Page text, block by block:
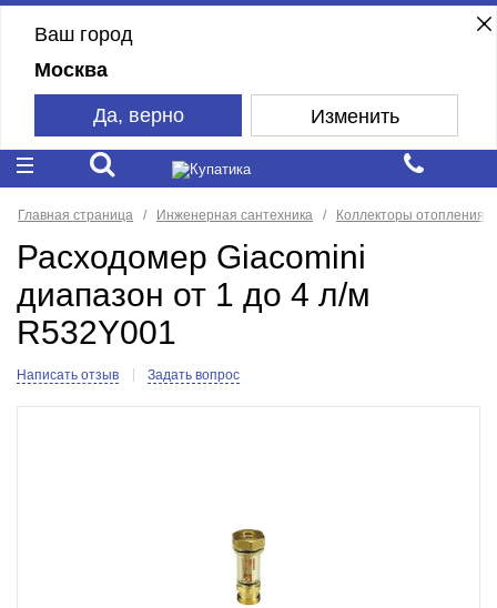
Ваш город
Москва
Да, верно Изменить
Главная страница Инженерная сантехника Коллекторы отопления
Расходомер Giacomini
диапазон от 1 до 4 л/м
R532Y001
Написать отзыв Задать вопрос